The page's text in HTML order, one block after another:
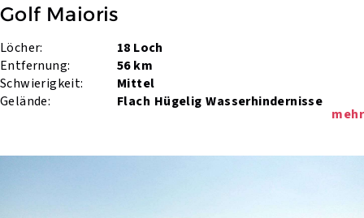
Golf Maioris
Löcher:
18 Loch
Entfernung:
56 km
Schwierigkeit:
Mittel
Gelände:
Flach Hügelig Wasserhindernisse
mehr